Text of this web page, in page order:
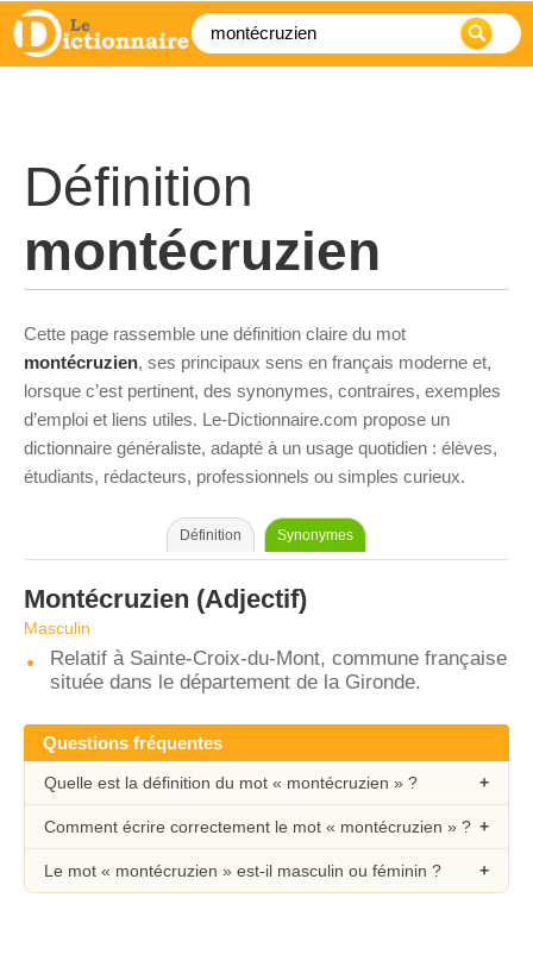
Définition
montécruzien
Cette page rassemble une définition claire du mot
montécruzien, ses principaux sens en français moderne et,
lorsque c’est pertinent, des synonymes, contraires, exemples
d’emploi et liens utiles. Le-Dictionnaire.com propose un
dictionnaire généraliste, adapté à un usage quotidien : élèves,
étudiants, rédacteurs, professionnels ou simples curieux.
Définition Synonymes
Montécruzien (Adjectif)
Masculin
Relatif à Sainte-Croix-du-Mont, commune française
située dans le département de la Gironde.
Questions fréquentes
Quelle est la définition du mot « montécruzien » ?
Comment écrire correctement le mot « montécruzien » ?
Le mot « montécruzien » est-il masculin ou féminin ?